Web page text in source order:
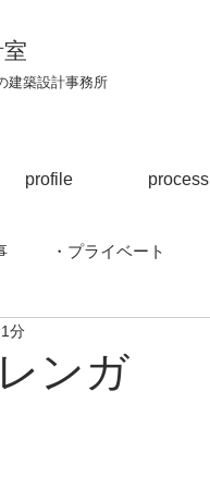
建築設計事務所
profile process
・プライベート
ス
ンガ
分